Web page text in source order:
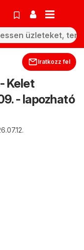
Iratkozz fel
Kelet
- lapozható